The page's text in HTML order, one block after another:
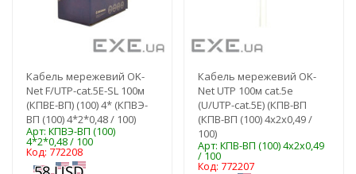
Кабель мережевий OK-
Net F/UTP-cat.5E-SL 100м
(КПВЕ-ВП) (100) 4* (КПВЭ-
ВП (100) 4*2*0,48 / 100)
Арт: КПВЭ-ВП (100)
4*2*0,48 / 100
Код: 772208
Кабель мережевий OK-
Net UTP 100м cat.5e
(U/UTP-cat.5E) (КПВ-ВП
(КПВ-ВП (100) 4х2х0,49 /
100)
Арт: КПВ-ВП (100) 4х2х0,49
/ 100
Код: 772207